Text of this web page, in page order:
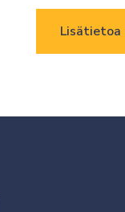
Lisätietoa